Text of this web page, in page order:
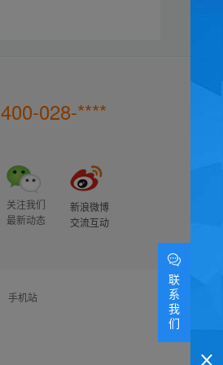
400-028-****
关注我们
最新动态
新浪微博
交流互动
手机站
联
系
我
们